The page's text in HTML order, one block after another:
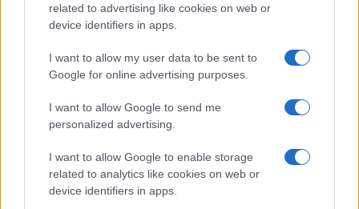
related to advertising like cookies on web or
device identifiers in apps.
I want to allow my user data to be sent to
Google for online advertising purposes.
I want to allow Google to send me
personalized advertising.
I want to allow Google to enable storage
related to analytics like cookies on web or
device identifiers in apps.